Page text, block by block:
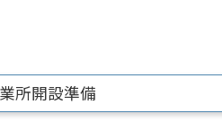
所開設準備